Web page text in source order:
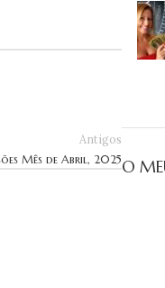
Antigos
Mês de Abril, 2025O